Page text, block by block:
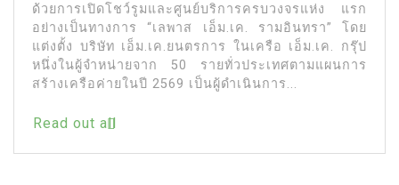
ด้วยการเปิดโชว์รูมและศูนย์บริการครบวงจรแห่ง แรก
อย่างเป็นทางการ “เลพาส เอ็ม.เค. รามอินทรา” โดย
แต่งตั้ง บริษัท เอ็ม.เค.ยนตรการ ในเครือ เอ็ม.เค. กรุ๊ป
หนึ่งในผู้จำหน่ายจาก 50 รายทั่วประเทศตามแผนการ
สร้างเครือค่ายในปี 2569 เป็นผู้ดำเนินการ...
Read out all